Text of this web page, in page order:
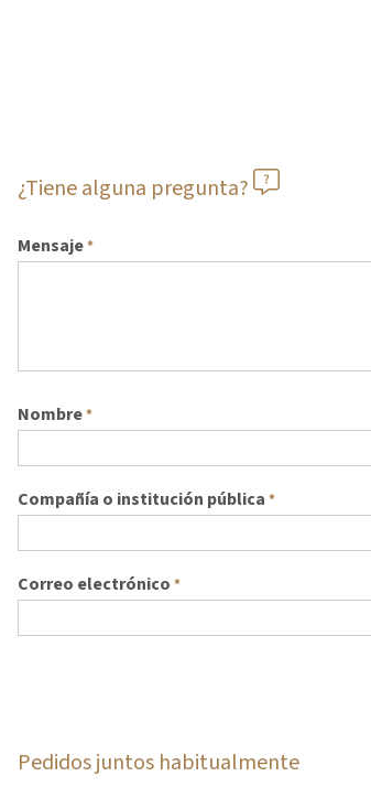
¿Tiene alguna pregunta?
Mensaje*
Nombre*
Compañía o institución pública *
Correo electrónico *
Pedidos juntos habitualmente